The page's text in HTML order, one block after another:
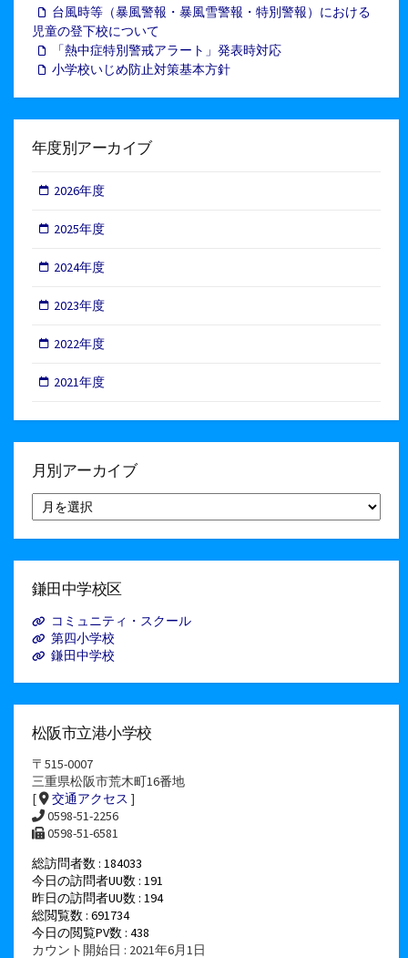
台風時等（暴風警報・暴風雪警報・特別警報）における
児童の登下校について
「熱中症特別警戒アラート」発表時対応
小学校いじめ防止対策基本方針
年度別アーカイブ
2026年度
2025年度
2024年度
2023年度
2022年度
2021年度
月別アーカイブ
別
ア
イ
鎌田中学校区
コミュニティ・スクール
第四小学校
鎌田中学校
松阪市立港小学校
〒515-0007
三重県松阪市荒木町16番地
[
交通アクセス ]
0598-51-2256
0598-51-6581
総訪問者数 : 184033
今日の訪問者UU数 : 191
昨日の訪問者UU数 : 194
総閲覧数 : 691734
今日の閲覧PV数 : 438
カウント開始日 : 2021年6月1日